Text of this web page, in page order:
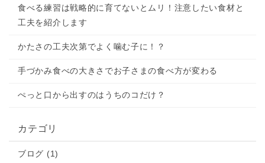
食べる練習は戦略的に育てないとムリ！注意したい食材と
工夫を紹介します
かたさの工夫次第でよく噛む子に！？
手づかみ食べの大きさでお子さまの食べ方が変わる
ぺっと口から出すのはうちのコだけ？
カテゴリ
ブログ (1)